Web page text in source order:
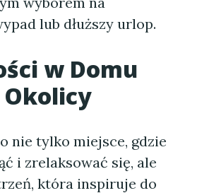
lub dłuższy urlop.
w Domu
Okolicy
nie tylko miejsce, gdzie
i zrelaksować się, ale
która inspiruje do